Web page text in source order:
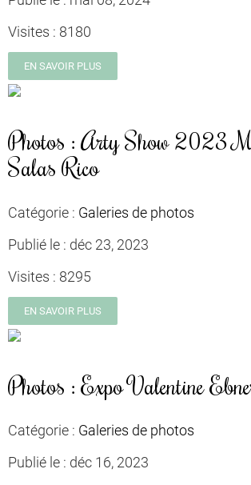
Visites : 8180
EN SAVOIR PLUS
Photos : Arty Show 2023
Salas Rico
Catégorie : Galeries de photos
Publié le : déc 23, 2023
Visites : 8295
EN SAVOIR PLUS
Photos : Expo Valentine
Catégorie : Galeries de photos
Publié le : déc 16, 2023